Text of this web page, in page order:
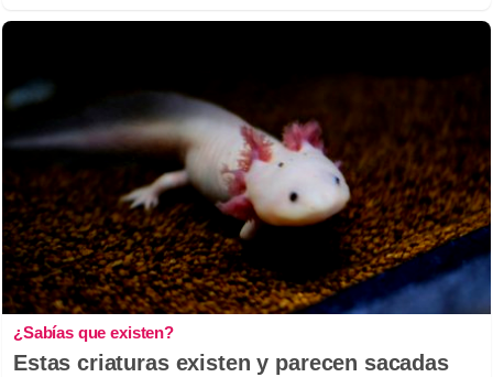
¿Sabías que existen?
Estas criaturas existen y parecen sacadas